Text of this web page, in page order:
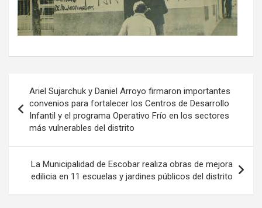
de
entradas
Ariel Sujarchuk y Daniel Arroyo firmaron importantes
convenios para fortalecer los Centros de Desarrollo
Infantil y el programa Operativo Frío en los sectores
más vulnerables del distrito
La Municipalidad de Escobar realiza obras de mejora
edilicia en 11 escuelas y jardines públicos del distrito